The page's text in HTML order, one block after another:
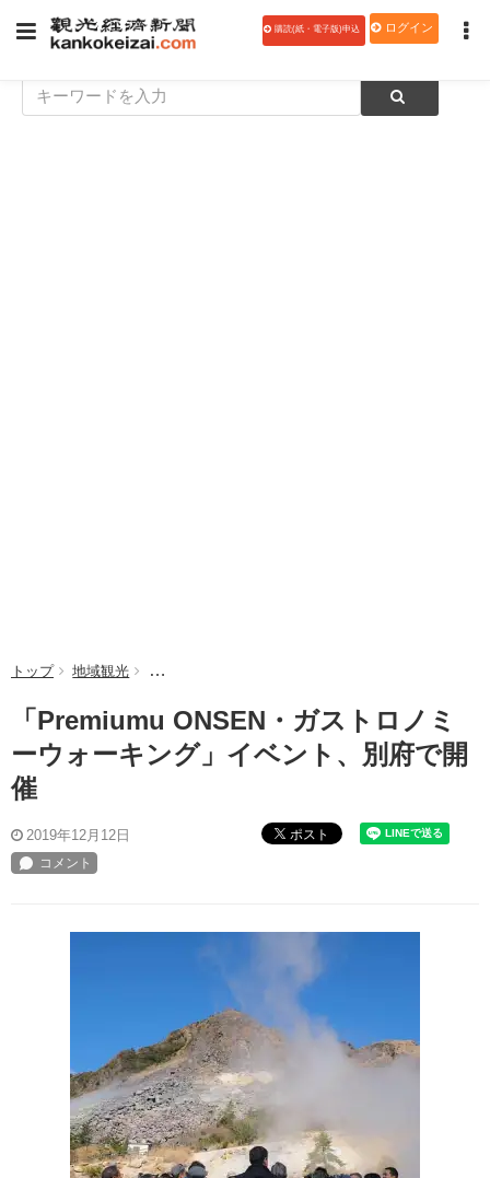
購読(紙・電子版)申込 ログイン
トップ 地域観光 「Premiumu ONSEN・ガストロノミーウォーキング
「Premiumu ONSEN・ガストロノミ
ーウォーキング」イベント、別府で開
催
2019年12月12日 ポスト